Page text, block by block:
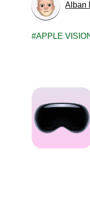
Alban
APPLE